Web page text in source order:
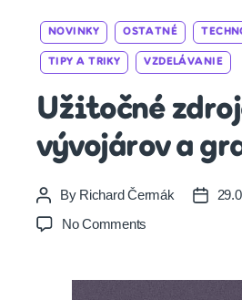
NOVINKY OSTATNÉ
TIPY A TRIKY VZDELÁVANIE
Užitočné
vývojárov a
Post
author
By Richard Čermák
Post
No Comments
pre